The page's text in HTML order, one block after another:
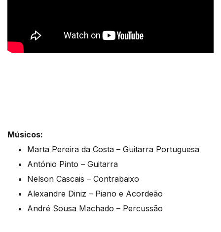
Músicos:
Marta Pereira da Costa – Guitarra Portuguesa
António Pinto – Guitarra
Nelson Cascais – Contrabaixo
Alexandre Diniz – Piano e Acordeão
André Sousa Machado – Percussão